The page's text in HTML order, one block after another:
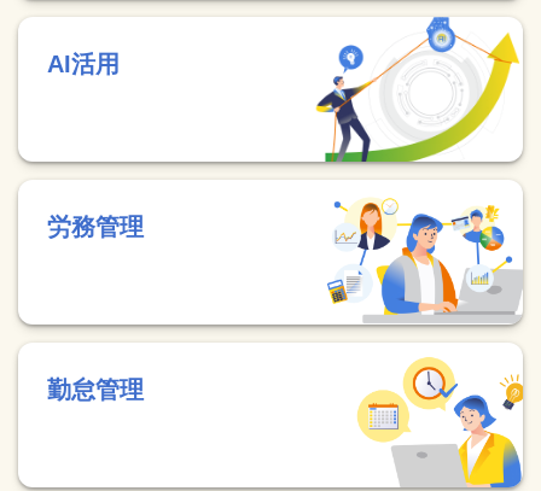
AI活用
労務管理
勤怠管理